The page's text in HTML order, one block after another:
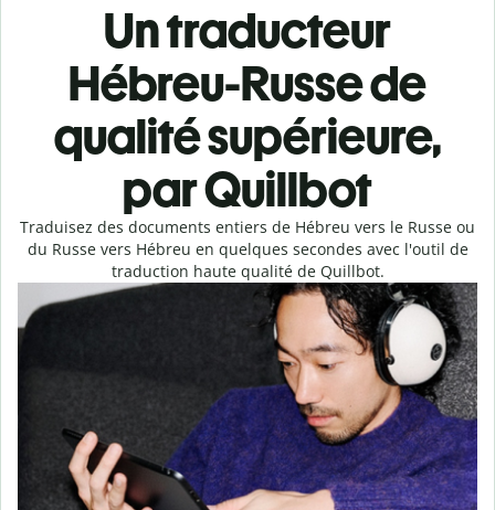
Un traducteur
Hébreu-Russe de
qualité supérieure,
par Quillbot
Traduisez des documents entiers de Hébreu vers le Russe ou
du Russe vers Hébreu en quelques secondes avec l'outil de
traduction haute qualité de Quillbot.